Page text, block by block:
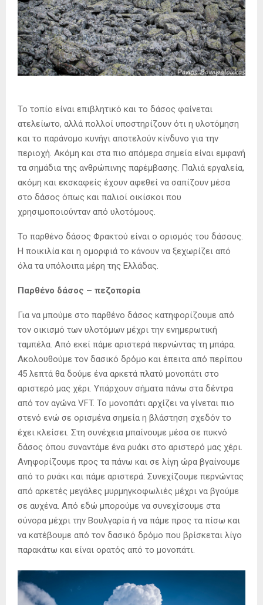
Το τοπίο είναι επιβλητικό και το δάσος φαίνεται
ατελείωτο, αλλά πολλοί υποστηρίζουν ότι η υλοτόμηση
και το παράνομο κυνήγι αποτελούν κίνδυνο για την
περιοχή. Ακόμη και στα πιο απόμερα σημεία είναι εμφανή
τα σημάδια της ανθρώπινης παρέμβασης. Παλιά εργαλεία,
ακόμη και εκσκαφείς έχουν αφεθεί να σαπίζουν μέσα
στο δάσος όπως και παλιοί οικίσκοι που
χρησιμοποιούνταν από υλοτόμους.
Το παρθένο δάσος Φρακτού είναι ο ορισμός του δάσους.
Η ποικιλία και η ομορφιά το κάνουν να ξεχωρίζει από
όλα τα υπόλοιπα μέρη της Ελλάδας.
Παρθένο δάσος – πεζοπορία
Για να μπούμε στο παρθένο δάσος κατηφορίζουμε από
τον οικισμό των υλοτόμων μέχρι την ενημερωτική
ταμπέλα. Από εκεί πάμε αριστερά περνώντας τη μπάρα.
Ακολουθούμε τον δασικό δρόμο και έπειτα από περίπου
45 λεπτά θα δούμε ένα αρκετά πλατύ μονοπάτι στο
αριστερό μας χέρι. Υπάρχουν σήματα πάνω στα δέντρα
από τον αγώνα VFT. Το μονοπάτι αρχίζει να γίνεται πιο
στενό ενώ σε ορισμένα σημεία η βλάστηση σχεδόν το
έχει κλείσει. Στη συνέχεια μπαίνουμε μέσα σε πυκνό
δάσος όπου συναντάμε ένα ρυάκι στο αριστερό μας χέρι.
Ανηφορίζουμε προς τα πάνω και σε λίγη ώρα βγαίνουμε
από το ρυάκι και πάμε αριστερά. Συνεχίζουμε περνώντας
από αρκετές μεγάλες μυρμηγκοφωλιές μέχρι να βγούμε
σε αυχένα. Από εδώ μπορούμε να συνεχίσουμε στα
σύνορα μέχρι την Βουλγαρία ή να πάμε προς τα πίσω και
να κατέβουμε από τον δασικό δρόμο που βρίσκεται λίγο
παρακάτω και είναι ορατός από το μονοπάτι.